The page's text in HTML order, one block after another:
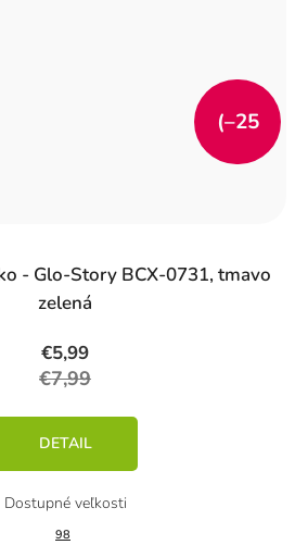
- Glo-Story BCX-0731, tmavo
zelená
€5,99
€7,99
(–25
DETAIL
98